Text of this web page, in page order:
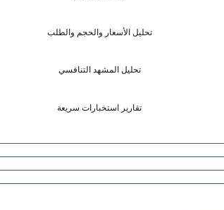
تحليل الأسعار والحجم والطلب
تحليل المشهد التنافسي
تقارير استخبارات سريعة